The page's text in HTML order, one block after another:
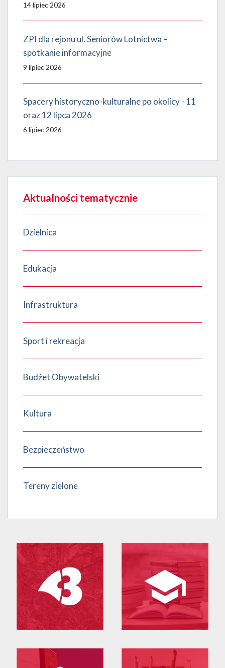
14 lipiec 2026
ZPI dla rejonu ul. Seniorów Lotnictwa –
spotkanie informacyjne
9 lipiec 2026
Spacery historyczno-kulturalne po okolicy - 11
oraz 12 lipca 2026
6 lipiec 2026
Aktualności tematycznie
Dzielnica
Edukacja
Infrastruktura
Sport i rekreacja
Budżet Obywatelski
Kultura
Bezpieczeństwo
Tereny zielone